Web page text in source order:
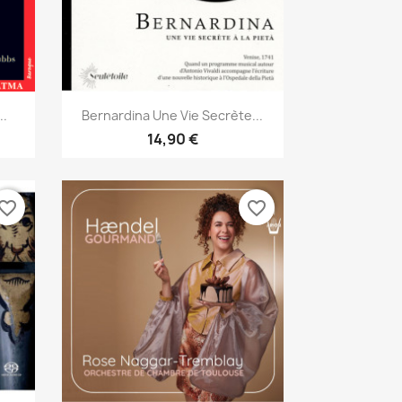
Aperçu rapide
Bernardina Une Vie Secrète...
14,90 €
favorite_border